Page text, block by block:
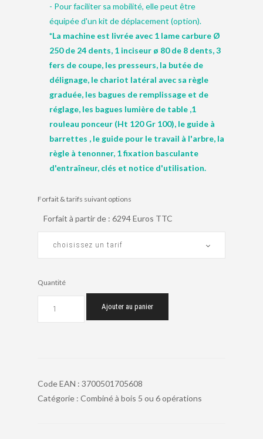
- Pour faciliter sa mobilité, elle peut être
équipée d'un kit de déplacement (option).
*La machine est livrée avec 1 lame carbure Ø
250 de 24 dents, 1 inciseur ø 80 de 8 dents, 3
fers de coupe, les presseurs, la butée de
délignage, le chariot latéral avec sa règle
graduée, les bagues de remplissage et de
réglage, les bagues lumière de table ,1
rouleau ponceur (Ht 120 Gr 100), le guide à
barrettes , le guide pour le travail à l'arbre, la
règle à tenonner, 1 fixation basculante
d'entraîneur, clés et notice d'utilisation.
Forfait & tarifs suivant options
Forfait à partir de : 6294 Euros TTC
Quantité
Ajouter au panier
Code EAN : 3700501705608
Catégorie : Combiné à bois 5 ou 6 opérations